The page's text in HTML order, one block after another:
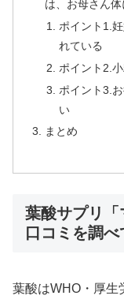
は、お母さん
ポイント1.
れている
ポイント2.
ポイント3.
い
まとめ
葉酸サプリ「
口コミを調べ
葉酸はWHO・厚生